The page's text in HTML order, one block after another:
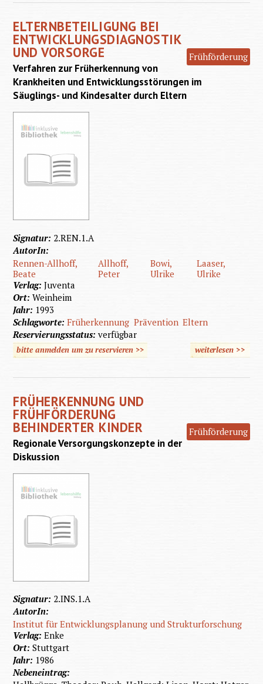
ELTERNBETEILIGUNG BEI
ENTWICKLUNGSDIAGNOSTIK
UND VORSORGE Frühförderung
Verfahren zur Früherkennung von
Krankheiten und Entwicklungsstörungen im
Säuglings- und Kindesalter durch Eltern
Signatur: 2.REN.1.A
AutorIn:
Rennen-Allhoff,
Beate
Allhoff,
Peter
Bowi,
Ulrike
Laaser,
Ulrike
Verlag:Juventa
Ort:Weinheim
Jahr: 1993
Schlagworte:Früherkennung Prävention Eltern
Reservierungsstatus:verfügbar
bitte anmelden um zu reservieren >> weiterlesen über
>>
FRÜHERKENNUNG UND
FRÜHFÖRDERUNG
BEHINDERTER KINDER Frühförderung
Regionale Versorgungskonzepte in der
Diskussion
Signatur: 2.INS.1.A
AutorIn:
Institut für Entwicklungsplanung und Strukturforschung
Verlag:Enke
Ort:Stuttgart
Jahr: 1986
Nebeneintrag: